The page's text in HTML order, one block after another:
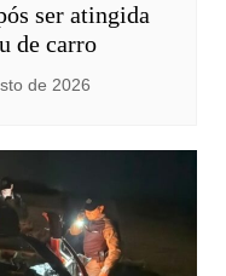
ser atingida
de carro
de 2026